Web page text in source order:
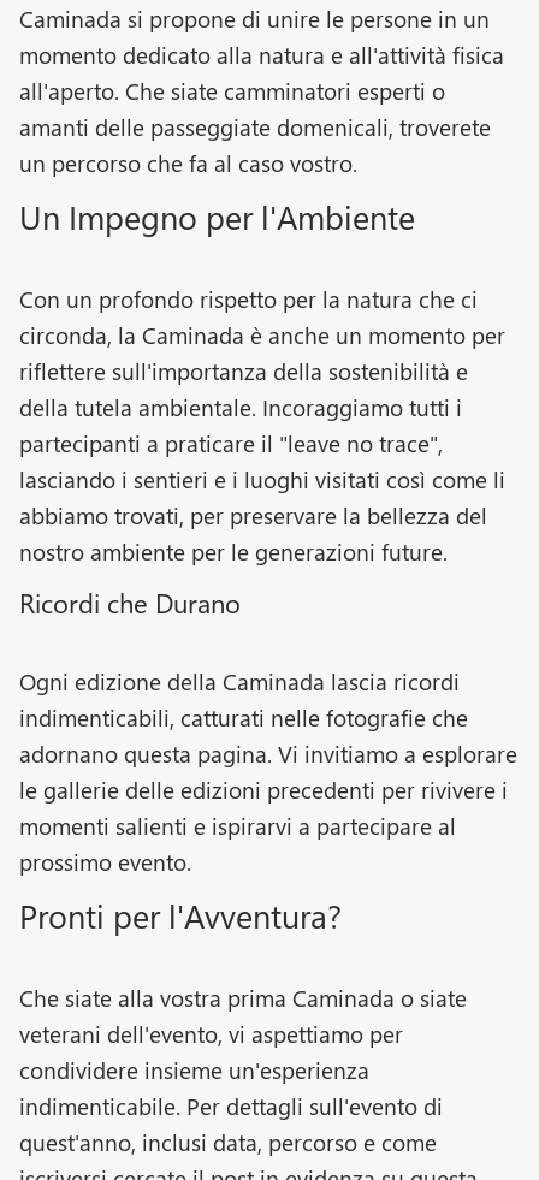
Caminada si propone di unire le persone in un
momento dedicato alla natura e all'attività fisica
all'aperto. Che siate camminatori esperti o
amanti delle passeggiate domenicali, troverete
un percorso che fa al caso vostro.
Un Impegno per l'Ambiente
Con un profondo rispetto per la natura che ci
circonda, la Caminada è anche un momento per
riflettere sull'importanza della sostenibilità e
della tutela ambientale. Incoraggiamo tutti i
partecipanti a praticare il "leave no trace",
lasciando i sentieri e i luoghi visitati così come li
abbiamo trovati, per preservare la bellezza del
nostro ambiente per le generazioni future.
Ricordi che Durano
Ogni edizione della Caminada lascia ricordi
indimenticabili, catturati nelle fotografie che
adornano questa pagina. Vi invitiamo a esplorare
le gallerie delle edizioni precedenti per rivivere i
momenti salienti e ispirarvi a partecipare al
prossimo evento.
Pronti per l'Avventura?
Che siate alla vostra prima Caminada o siate
veterani dell'evento, vi aspettiamo per
condividere insieme un'esperienza
indimenticabile. Per dettagli sull'evento di
quest'anno, inclusi data, percorso e come